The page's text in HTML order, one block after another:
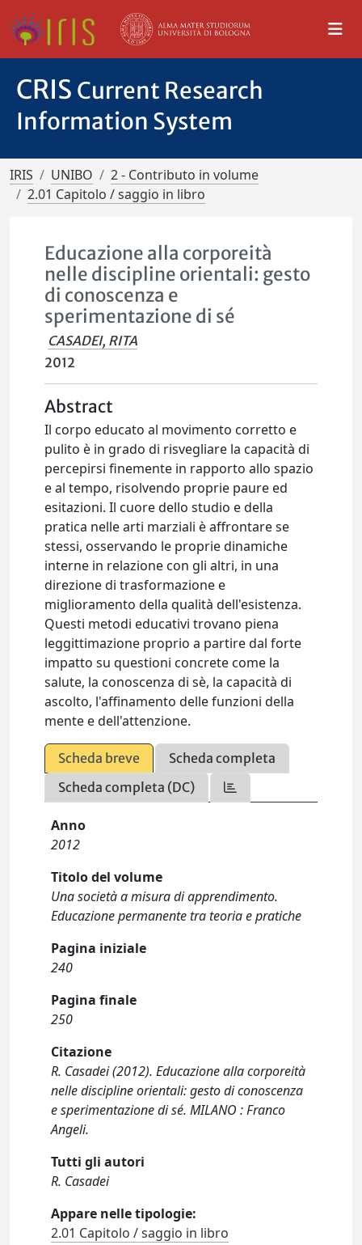
CRIS Current Research
Information System
IRIS UNIBO
2 - Contributo in volume
2.01 Capitolo / saggio in libro
Educazione alla corporeità
nelle discipline orientali: gesto
di conoscenza e
sperimentazione di sé
CASADEI, RITA
2012
Abstract
Il corpo educato al movimento corretto e
pulito è in grado di risvegliare la capacità di
percepirsi finemente in rapporto allo spazio
e al tempo, risolvendo proprie paure ed
esitazioni. Il cuore dello studio e della
pratica nelle arti marziali è affrontare se
stessi, osservando le proprie dinamiche
interne in relazione con gli altri, in una
direzione di trasformazione e
miglioramento della qualità dell'esistenza.
Questi metodi educativi trovano piena
leggittimazione proprio a partire dal forte
impatto su questioni concrete come la
salute, la conoscenza di sè, la capacità di
ascolto, l'affinamento delle funzioni della
mente e dell'attenzione.
Scheda breve
Scheda completa
Scheda completa (DC)
Anno
2012
Titolo del volume
Una società a misura di apprendimento.
Educazione permanente tra teoria e pratiche
Pagina iniziale
240
Pagina finale
250
Citazione
R. Casadei (2012). Educazione alla corporeità
nelle discipline orientali: gesto di conoscenza
e sperimentazione di sé. MILANO : Franco
Angeli.
Tutti gli autori
R. Casadei
Appare nelle tipologie:
2.01 Capitolo / saggio in libro